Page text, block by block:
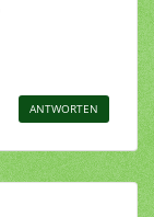
ANTWORTEN